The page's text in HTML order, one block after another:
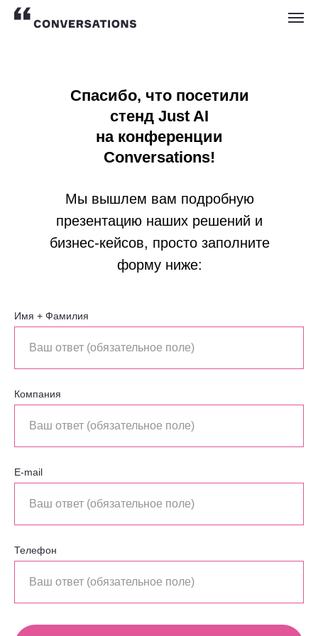
Спасибо, что посетили
стенд Just AI
на конференции
Conversations!
Мы вышлем вам подробную
презентацию наших решений и
бизнес-кейсов, просто заполните
форму ниже:
Имя + Фамилия
Компания
E-mail
Телефон